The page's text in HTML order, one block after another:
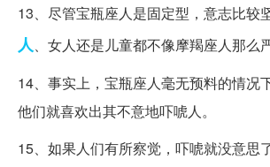
13、尽管宝瓶座人是固定型，意志比较
人、女人还是儿童都不像摩羯座人那么严
14、事实上，宝瓶座人毫无预料的情况
他们就喜欢出其不意地吓唬人。
15、如果人们有所察觉，吓唬就没意思了